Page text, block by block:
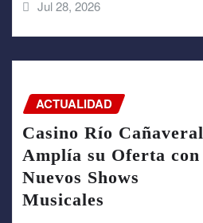
Jul 28, 2026
ACTUALIDAD
Casino Río Cañaveral
Amplía su Oferta con
Nuevos Shows
Musicales